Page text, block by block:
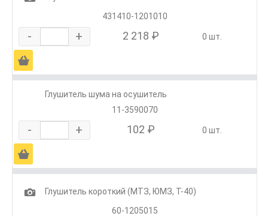
431410-1201010
- + 2 218 ₽ 0 шт.
Ä
Глушитель шума на осушитель
11-3590070
- + 102 ₽ 0 шт.
Ä
1
Глушитель короткий (МТЗ, ЮМЗ, Т-40)
60-1205015